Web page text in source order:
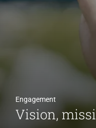
Engagement
Vision,